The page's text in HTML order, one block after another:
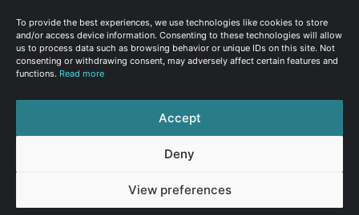
To provide the best experiences, we use technologies like cookies to store
and/or access device information. Consenting to these technologies will allow
us to process data such as browsing behavior or unique IDs on this site. Not
consenting or withdrawing consent, may adversely affect certain features and
functions. Read more
Accept
Deny
View preferences
Γενική Διεύθυνση Ανάπτυξης
Υπουργείο Οικονομικών | Κυπριακή Δημοκρατία
Ιστ:
| Terms of use | Privacy Policy